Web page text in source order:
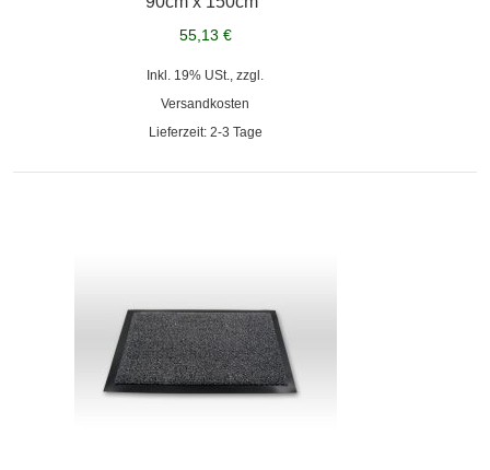
55,13 €
Inkl. 19% USt., zzgl.
Versandkosten
Lieferzeit: 2-3 Tage